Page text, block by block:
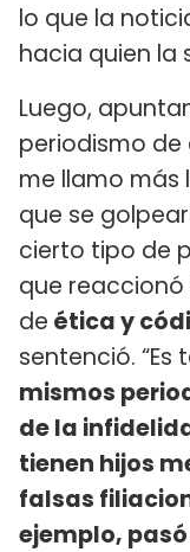
lo que la
hacia quien la
Luego,
periodismo de
me llamo más
que se
cierto tipo de
que
de ética y
sentenció. “Es
mismos
de la
tienen hijos
falsas
ejemplo,